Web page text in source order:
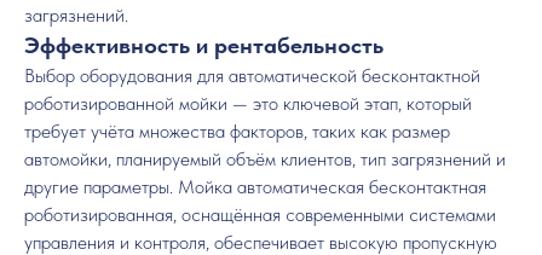
загрязнений.
Эффективность и рентабельность
Выбор оборудования для автоматической бесконтактной
роботизированной мойки — это ключевой этап, который
требует учёта множества факторов, таких как размер
автомойки, планируемый объём клиентов, тип загрязнений и
другие параметры. Мойка автоматическая бесконтактная
роботизированная, оснащённая современными системами
управления и контроля, обеспечивает высокую пропускную